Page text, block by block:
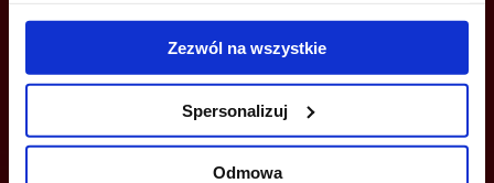
Zezwól na wszystkie
Spersonalizuj
Odmowa